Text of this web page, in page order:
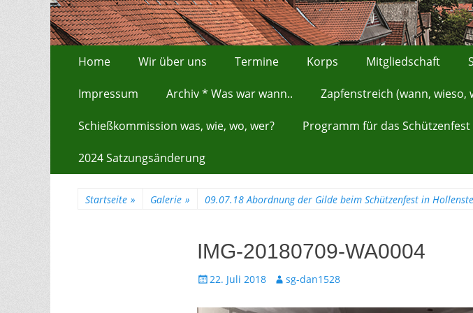
Erstes Menü
Inhalt:
Home Wir über uns Termine Korps Mitgliedschaft
Impressum Archiv * Was war wann.. Zapfenstreich (wann, wieso,
Schießkommission was, wie, wo, wer? Programm für das Schützenfest
2024 Satzungsänderung
Startseite » Galerie » 09.07.18 Abordnung der Gilde beim Schützenfest in
IMG-20180709-WA0004
Gepostet
22. Juli 2018 Autorsg-dan1528